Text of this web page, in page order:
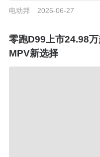
电动邦 2026-06-27
零跑D99上市24.98
MPV新选择